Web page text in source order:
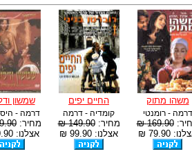
משהו מתוק
דרמה - רומנטי
169.90 ₪
79.90 ₪
החיים יפים
קומדיה - דרמה
מחיר:149.90 ₪
אצלנו: 99.90 ₪
שמשון
דרמה -
מחיר:₪
אצלנו: 99.90 ₪